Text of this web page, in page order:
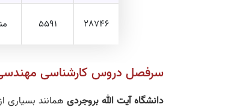
28746
5591
سرفصل دروس کارشناسی مهندسی
دانشگاه آیت الله بروجردیهمانند بسیاری